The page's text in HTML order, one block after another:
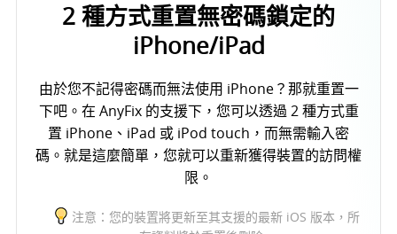
2 種方式重置無密碼鎖定的
iPhone/iPad
由於您不記得密碼而無法使用 iPhone？那就重置一
下吧。在 AnyFix 的支援下，您可以透過 2 種方式重
置 iPhone、iPad 或 iPod touch，而無需輸入密
碼。就是這麼簡單，您就可以重新獲得裝置的訪問權
限。
注意：您的裝置將更新至其支援的最新 iOS 版本，所